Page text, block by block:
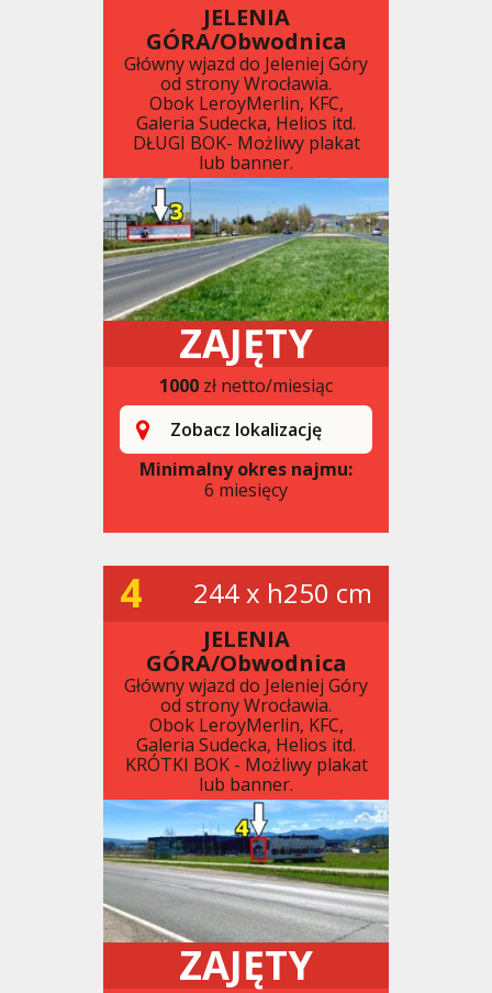
JELENIA
GÓRA/Obwodnica
Główny wjazd do Jeleniej Góry
od strony Wrocławia.
Obok LeroyMerlin, KFC,
Galeria Sudecka, Helios itd.
DŁUGI BOK- Możliwy plakat
lub banner.
ZAJĘTY
1000 zł netto/miesiąc
Zobacz lokalizację
Minimalny okres najmu:
6 miesięcy
4 244 x h250 cm
JELENIA
GÓRA/Obwodnica
Główny wjazd do Jeleniej Góry
od strony Wrocławia.
Obok LeroyMerlin, KFC,
Galeria Sudecka, Helios itd.
KRÓTKI BOK - Możliwy plakat
lub banner.
ZAJĘTY